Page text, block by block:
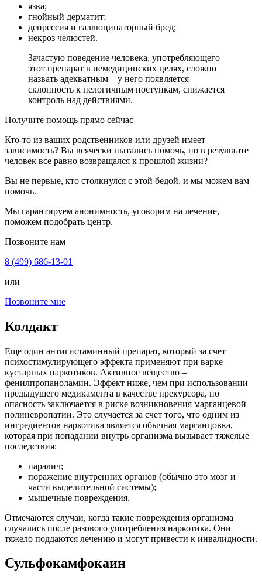
язва;
гнойный дерматит;
депрессия и галлюцинаторный бред;
некроз челюстей.
Зачастую поведение человека, употребляющего
этот препарат в немедицинских целях, сложно
назвать адекватным – у него появляется
склонность к нелогичным поступкам, снижается
контроль над действиями.
Получите помощь прямо сейчас
Кто-то из ваших родственников или друзей имеет
зависимость? Вы всячески пытались помочь, но в результате
человек все равно возвращался к прошлой жизни?
Вы не первые, кто столкнулся с этой бедой, и мы можем вам
помочь.
Мы гарантируем анонимность, уговорим на лечение,
поможем подобрать центр.
Позвоните нам
8 (499) 686-13-01
или
Позвоните мне
Колдакт
Еще один антигистаминный препарат, который за счет
психостимулирующего эффекта применяют при варке
кустарных наркотиков. Активное вещество –
фенилпропаноламин. Эффект ниже, чем при использовании
предыдущего медикамента в качестве прекурсора, но
опасность заключается в риске возникновения марганцевой
полиневропатии. Это случается за счет того, что одним из
ингредиентов наркотика является обычная марганцовка,
которая при попадании внутрь организма вызывает тяжелые
последствия:
паралич;
поражение внутренних органов (обычно это мозг и
части выделительной системы);
мышечные повреждения.
Отмечаются случаи, когда такие повреждения организма
случались после разового употребления наркотика. Они
тяжело поддаются лечению и могут привести к инвалидности.
Сульфокамфокаин